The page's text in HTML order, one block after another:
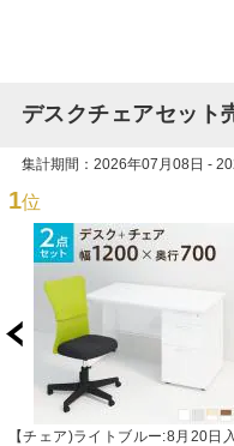
デスクチェアセット
集計期間：2026年07月08日 -
1位
【チェア)ライトブルー:8月20日